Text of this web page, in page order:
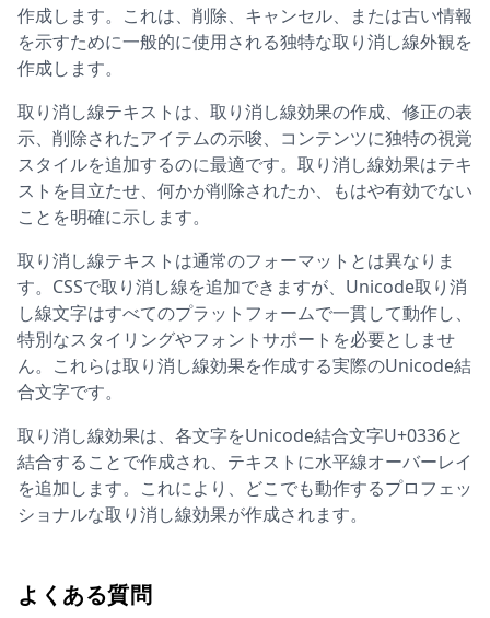
作成します。これは、削除、キャンセル、または古い情報
を示すために一般的に使用される独特な取り消し線外観を
作成します。
取り消し線テキストは、取り消し線効果の作成、修正の表
示、削除されたアイテムの示唆、コンテンツに独特の視覚
スタイルを追加するのに最適です。取り消し線効果はテキ
ストを目立たせ、何かが削除されたか、もはや有効でない
ことを明確に示します。
取り消し線テキストは通常のフォーマットとは異なりま
す。CSSで取り消し線を追加できますが、Unicode取り消
し線文字はすべてのプラットフォームで一貫して動作し、
特別なスタイリングやフォントサポートを必要としませ
ん。これらは取り消し線効果を作成する実際のUnicode結
合文字です。
取り消し線効果は、各文字をUnicode結合文字U+0336と
結合することで作成され、テキストに水平線オーバーレイ
を追加します。これにより、どこでも動作するプロフェッ
ショナルな取り消し線効果が作成されます。
よくある質問